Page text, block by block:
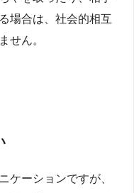
場合は、社会的相互
せん。
ケーションですが、